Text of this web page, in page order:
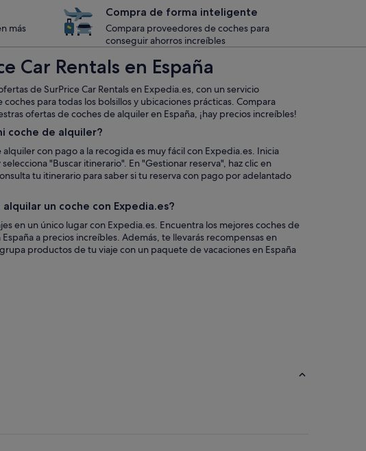
más
Compra de forma inteligente
Compara proveedores de coches para
conseguir ahorros increíbles
Car Rentals en España
de SurPrice Car Rentals en Expedia.es, con un servicio
para todas los bolsillos y ubicaciones prácticas. Compara
ofertas de coches de alquiler en España, ¡hay precios increíbles!
coche de alquiler?
con pago a la recogida es muy fácil con Expedia.es. Inicia
"Buscar itinerario". En "Gestionar reserva", haz clic en
tu itinerario para saber si tu reserva con pago por adelantado
un coche con Expedia.es?
en un único lugar con Expedia.es. Encuentra los mejores coches de
a precios increíbles. Además, te llevarás recompensas en
productos de tu viaje con un paquete de vacaciones en España